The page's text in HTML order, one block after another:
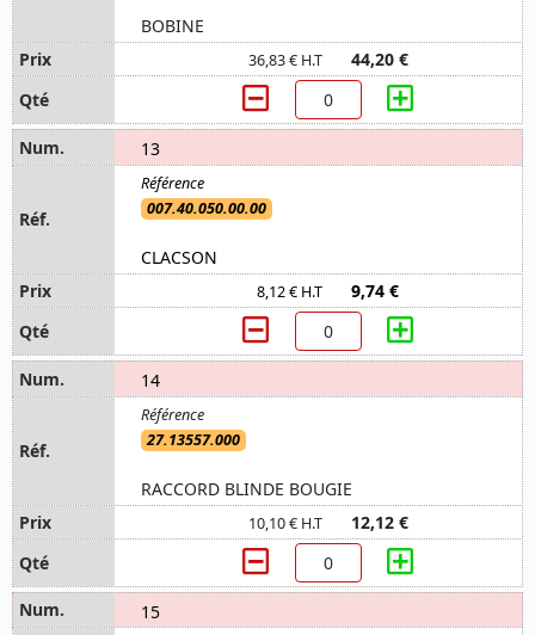
BOBINE
36,83 € H.T 44,20 €
13
007.40.050.00.00
CLACSON
8,12 € H.T 9,74 €
14
27.13557.000
RACCORD BLINDE BOUGIE
10,10 € H.T 12,12 €
15